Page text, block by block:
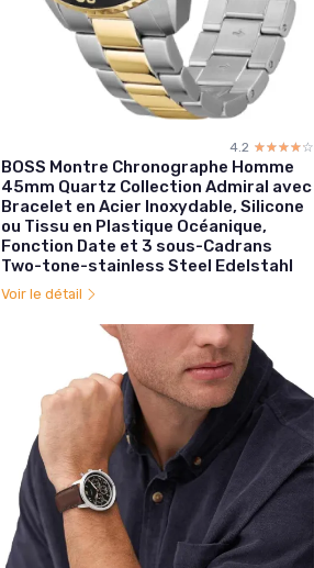
4.2 ☆☆☆☆☆
★★★★★
BOSS Montre Chronographe Homme
45mm Quartz Collection Admiral avec
Bracelet en Acier Inoxydable, Silicone
ou Tissu en Plastique Océanique,
Fonction Date et 3 sous-Cadrans
Two-tone-stainless Steel Edelstahl
Voir le détail